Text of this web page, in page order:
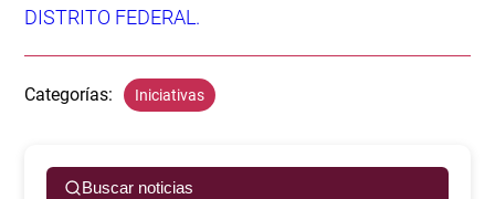
DISTRITO FEDERAL.
Categorías: Iniciativas
Buscar noticias